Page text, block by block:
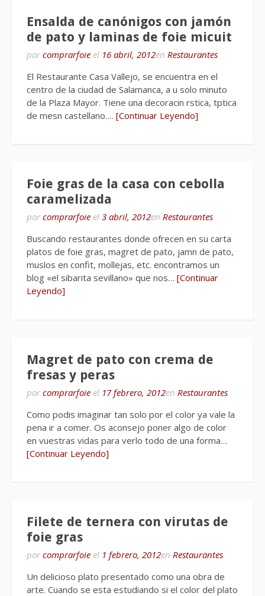
Ensalda de canónigos con jamón
de pato y laminas de foie micuit
por comprarfoie el 16 abril, 2012en Restaurantes
El Restaurante Casa Vallejo, se encuentra en el
centro de la ciudad de Salamanca, a u solo minuto
de la Plaza Mayor. Tiene una decoracin rstica, tptica
de mesn castellano…. [Continuar Leyendo]
Foie gras de la casa con cebolla
caramelizada
por comprarfoie el 3 abril, 2012en Restaurantes
Buscando restaurantes donde ofrecen en su carta
platos de foie gras, magret de pato, jamn de pato,
muslos en confit, mollejas, etc. encontramos un
blog «el sibarita sevillano» que nos… [Continuar
Leyendo]
Magret de pato con crema de
fresas y peras
por comprarfoie el 17 febrero, 2012en Restaurantes
Como podis imaginar tan solo por el color ya vale la
pena ir a comer. Os aconsejo poner algo de color
en vuestras vidas para verlo todo de una forma…
[Continuar Leyendo]
Filete de ternera con virutas de
foie gras
por comprarfoie el 1 febrero, 2012en Restaurantes
Un delicioso plato presentado como una obra de
arte. Cuando se esta estudiando si el color del plato